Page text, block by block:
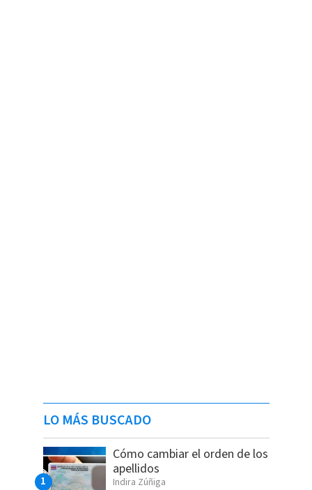
LO MÁS BUSCADO
Cómo cambiar el orden de los
apellidos
Indira Zúñiga